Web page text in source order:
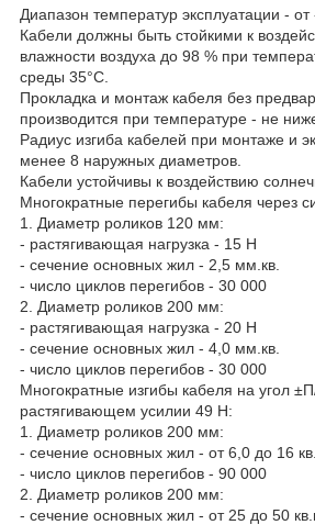
Диапазон температур эксплуатации -
Кабели должны быть стойкими к
влажности воздуха до 98 % при
среды 35°С.
Прокладка и монтаж кабеля без
производится при температуре - не
Радиус изгиба кабелей при монтаже и
менее 8 наружных диаметров.
Кабели устойчивы к воздействию
Многократные перегибы кабеля через
1. Диаметр роликов 120 мм:
- растягивающая нагрузка - 15 Н
- сечение основных жил - 2,5 мм.кв.
- число циклов перегибов - 30 000
2. Диаметр роликов 200 мм:
- растягивающая нагрузка - 20 Н
- сечение основных жил - 4,0 мм.кв.
- число циклов перегибов - 30 000
Многократные изгибы кабеля на угол
растягивающем усилии 49 Н:
1. Диаметр роликов 200 мм:
- сечение основных жил - от 6,0 до 16
- число циклов перегибов - 90 000
2. Диаметр роликов 200 мм:
- сечение основных жил - от 25 до 50